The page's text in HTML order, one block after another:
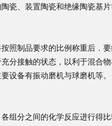
瓷、装置陶瓷和绝缘陶瓷基片
照制品要求的比例称重后．
分接触的状态，以利于混合
设备有振动磨机与球磨机等。
组分之间的化学反应进行得